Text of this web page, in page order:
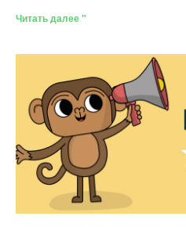
Читать далее "